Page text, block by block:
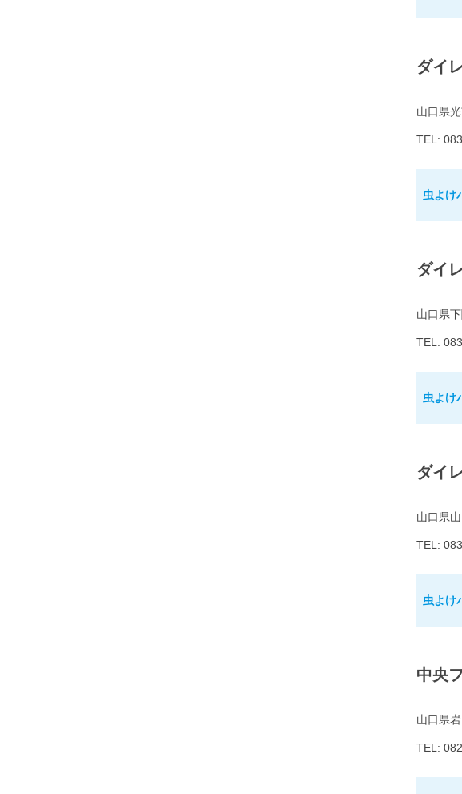
ダイ
山口県
TEL:
虫よけ
ダイ
山口県
TEL:
虫よけ
ダイ
山口県
TEL:
虫よけ
中央
山口県
TEL: